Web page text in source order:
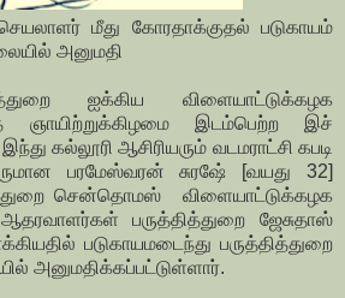
மீது கோரதாக்குதல் படுகாயம்
அனுமதி
ஐக்கிய விளையாட்டுக்கழக
ஞாயிற்றுக்கிழமை இடம்பெற்ற இச்
கல்லூரி ஆசிரியரும் வடமராட்சி கபடி
பரமேஸ்வரன் சுரஷே் [வயது 32]
சென்தொமஸ் விளையாட்டுக்கழக
பருத்தித்துறை ஜேசுதாஸ்
படுகாயமடைந்து பருத்தித்துறை
அனுமதிக்கப்பட்டுள்ளார்.